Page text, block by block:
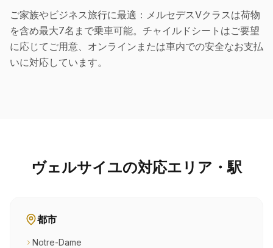
ご家族やビジネス旅行に最適：メルセデスVクラスは荷物
を含め最大7名まで乗車可能。チャイルドシートはご要望
に応じてご用意、オンラインまたは車内での安全なお支払
いに対応しています。
ヴェルサイユの対応エリア・駅
都市
Notre-Dame